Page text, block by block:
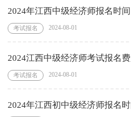
2024年江西中级经济师报名时间
考试报名 2024-08-01
2024江西中级经济师考试报名费
考试报名 2024-08-01
2024年江西初中级经济师报名